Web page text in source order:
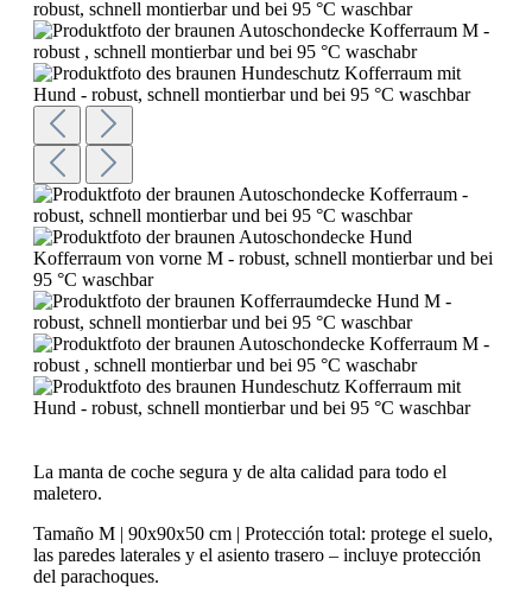
La manta de coche segura y de alta calidad para todo el
maletero.
Tamaño M | 90x90x50 cm | Protección total: protege el suelo,
las paredes laterales y el asiento trasero – incluye protección
del parachoques.